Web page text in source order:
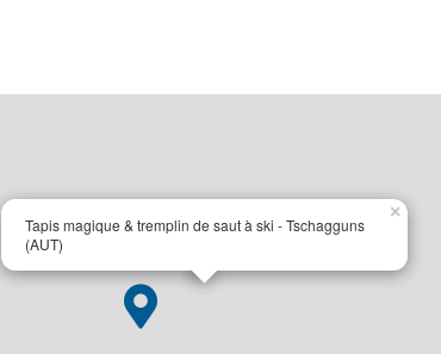
Tapis magique & tremplin de saut à ski - Tschagguns
(AUT)
×